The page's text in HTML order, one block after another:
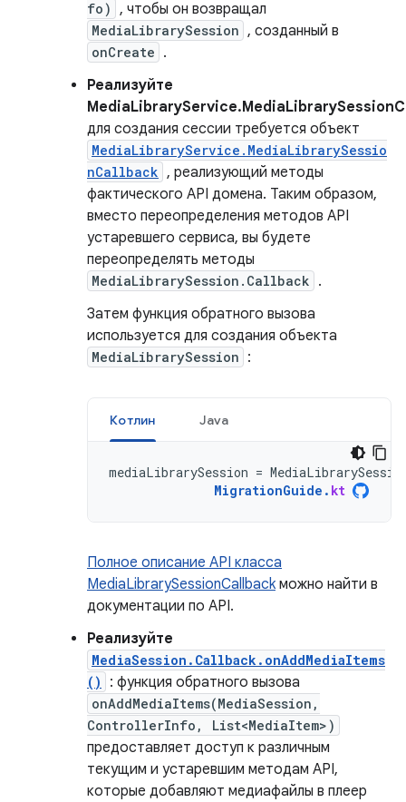
fo) , чтобы он возвращал
MediaLibrarySession , созданный в
onCreate .
Реализуйте
для создания сессии требуется объект
MediaLibraryService.MediaLibrarySessio
nCallback , реализующий методы
фактического API домена. Таким образом,
вместо переопределения методов API
устаревшего сервиса, вы будете
переопределять методы
MediaLibrarySession.Callback .
Затем функция обратного вызова
используется для создания объекта
MediaLibrarySession :
Котлин Java
mediaLibrarySession =
MigrationGuide . kt
Полное описание API класса
MediaLibrarySessionCallbackможно найти в
документации по API.
Реализуйте
MediaSession.Callback.onAddMediaItems
()
: функция обратного вызова
onAddMediaItems(MediaSession,
ControllerInfo, List<MediaItem>)
предоставляет доступ к различным
текущим и устаревшим методам API,
которые добавляют медиафайлы в плеер